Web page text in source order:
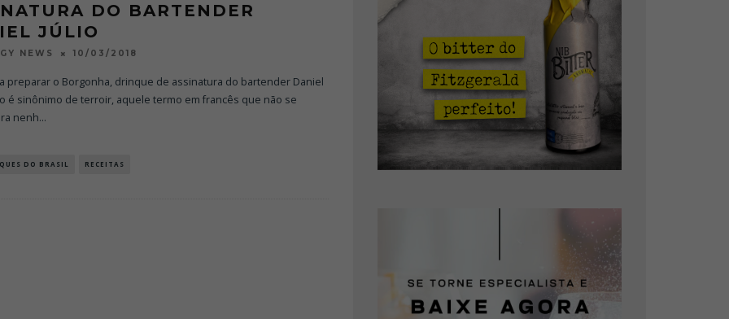
DO BARTENDER
JÚLIO
NEWS 10/03/2018
preparar o Borgonha, drinque de assinatura do bartender Daniel
é sinônimo de terroir, aquele termo em francês que não se
nenh...
DO BRASIL RECEITAS